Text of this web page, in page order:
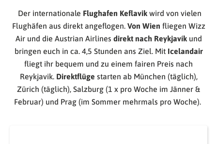
Der internationale Flughafen Keflavikwird von vielen
Flughäfen aus direkt angeflogen. Von Wien fliegen Wizz
Air und die Austrian Airlines direkt nach Reykjavíkund
bringen euch in ca. 4,5 Stunden ans Ziel. Mit Icelandair
fliegt ihr bequem und zu einem fairen Preis nach
Reykjavik. Direktflüge starten ab München (täglich),
Zürich (täglich), Salzburg (1 x pro Woche im Jänner &
Februar) und Prag (im Sommer mehrmals pro Woche).